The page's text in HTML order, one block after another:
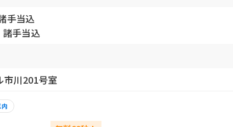
手当込
手当込
市川201号室